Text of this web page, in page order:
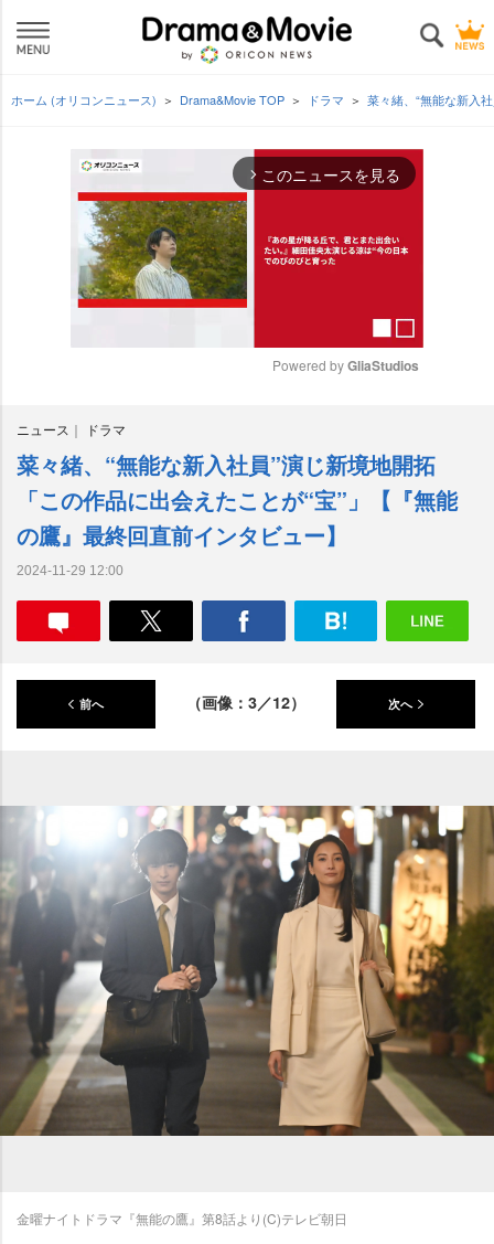
ホーム (オリコンニュース) Drama&Movie TOP ドラマ 菜々緒、“無能な新入
arrow_forward_ios このニュースを見る
t
e
Powered by GliaStudios
ニュース ドラマ
菜々緒、“無能な新入社員”演じ新境地開拓
「この作品に出会えたことが“宝”」【『無能
の鷹』最終回直前インタビュー】
2024-11-29 12:00
前へ （画像：3／12） 次へ
金曜ナイトドラマ『無能の鷹』第8話より(C)テレビ朝日